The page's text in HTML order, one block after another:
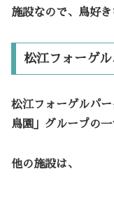
施設なので、鳥好
松江フォーゲ
松江フォーゲルパ
鳥園」グループの一
他の施設は、